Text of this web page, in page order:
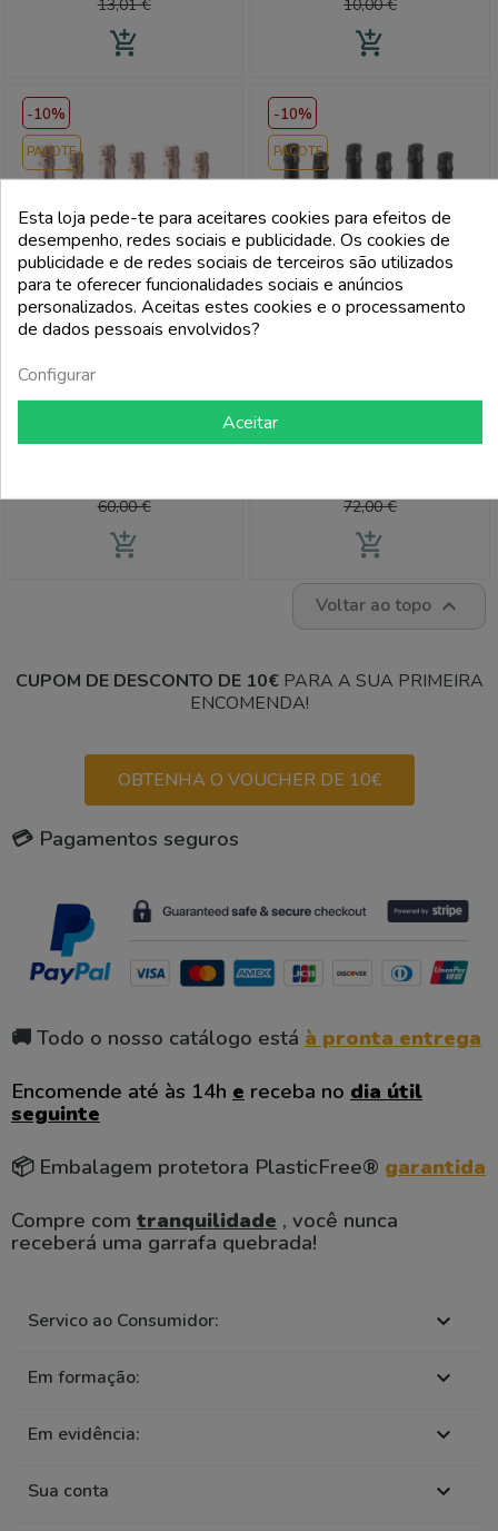
13,01 €
add_shopping_cart
10,00 €
add_shopping_cart
DOGARINA
Millesimato Doc 2023 - Dogarina
normal
60,00 €
add_shopping_cart
-10%
PACOTE
DOGARINA
Superiore Brut Docg - Dogarina
normal
72,00 €
add_shopping_cart
-10%
PACOTE
Voltar ao topo 
CUPOM DE DESCONTO DE 10€PARA A SUA PRIMEIRA
ENCOMENDA!
OBTENHA O VOUCHER DE 10€
💳 Pagamentos seguros
🚚 Todo o nosso catálogo está à pronta entrega
Encomende até às 14h e receba no dia útil
seguinte
📦 Embalagem protetora PlasticFree® garantida
Compre com tranquilidade , você nunca
receberá uma garrafa quebrada!
Servico ao Consumidor: 
Em formação: 
Em evidência: 
Sua conta 
Esta loja pede-te para aceitares cookies para efeitos de
desempenho, redes sociais e publicidade. Os cookies de
publicidade e de redes sociais de terceiros são utilizados
para te oferecer funcionalidades sociais e anúncios
personalizados. Aceitas estes cookies e o processamento
de dados pessoais envolvidos?
Configurar
Aceitar